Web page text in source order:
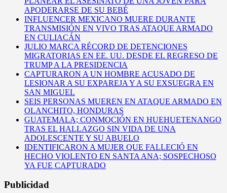
APODERARSE DE SU BEBÉ
INFLUENCER MEXICANO MUERE DURANTE
TRANSMISIÓN EN VIVO TRAS ATAQUE ARMADO
EN CULIACÁN
JULIO MARCA RÉCORD DE DETENCIONES
MIGRATORIAS EN EE. UU. DESDE EL REGRESO DE
TRUMP A LA PRESIDENCIA
CAPTURARON A UN HOMBRE ACUSADO DE
LESIONAR A SU EXPAREJA Y A SU EXSUEGRA EN
SAN MIGUEL
SEIS PERSONAS MUEREN EN ATAQUE ARMADO EN
OLANCHITO, HONDURAS
GUATEMALA; CONMOCIÓN EN HUEHUETENANGO
TRAS EL HALLAZGO SIN VIDA DE UNA
ADOLESCENTE Y SU ABUELO
IDENTIFICARON A MUJER QUE FALLECIÓ EN
HECHO VIOLENTO EN SANTA ANA; SOSPECHOSO
YA FUE CAPTURADO
Publicidad